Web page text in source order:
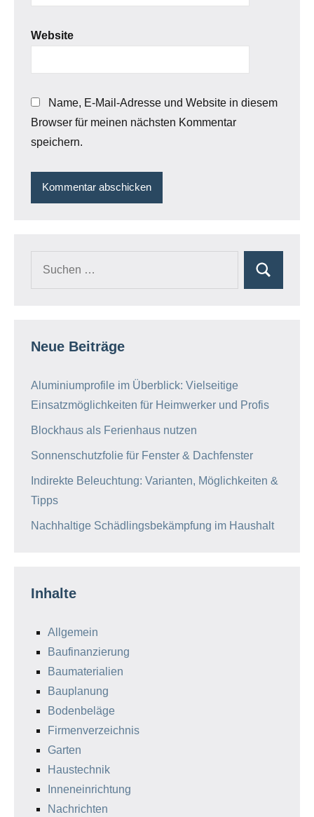
Website
Name, E-Mail-Adresse und Website in diesem
Browser für meinen nächsten Kommentar
speichern.
Neue Beiträge
Aluminiumprofile im Überblick: Vielseitige
Einsatzmöglichkeiten für Heimwerker und Profis
Blockhaus als Ferienhaus nutzen
Sonnenschutzfolie für Fenster & Dachfenster
Indirekte Beleuchtung: Varianten, Möglichkeiten &
Tipps
Nachhaltige Schädlingsbekämpfung im Haushalt
Inhalte
Allgemein
Baufinanzierung
Baumaterialien
Bauplanung
Bodenbeläge
Firmenverzeichnis
Garten
Haustechnik
Inneneinrichtung
Nachrichten